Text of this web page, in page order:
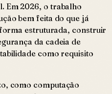
Em 2026, o trabalho
bem feita do que já
estruturada, construir
da cadeia de
como requisito
como computação